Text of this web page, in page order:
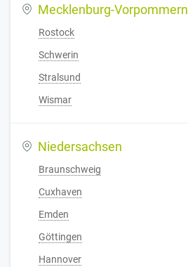
Mecklenburg-Vorpommern
Rostock
Schwerin
Stralsund
Wismar
Niedersachsen
Braunschweig
Cuxhaven
Emden
Göttingen
Hannover